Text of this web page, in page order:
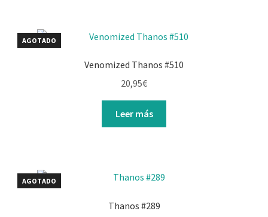
AGOTADO
Venomized Thanos #510
20,95€
Leer más
AGOTADO
Thanos #289